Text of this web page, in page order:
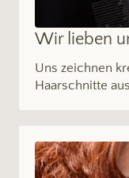
Wir lieben
Uns zeichnen
Haarschnitte